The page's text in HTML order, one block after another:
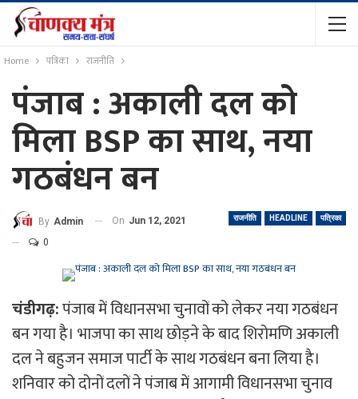
Home पत्रिका राजनीति
पंजाब : अकाली दल को
मिला BSP का साथ, नया
गठबंधन बन
राजनीति HEADLINE पत्रिका
By Admin On Jun 12, 2021
0
चंडीगढ़:पंजाब में विधानसभा चुनावों को लेकर नया गठबंधन
बन गया है। भाजपा का साथ छोड़ने के बाद शिरोमणि अकाली
दल ने बहुजन समाज पार्टी के साथ गठबंधन बना लिया है।
शनिवार को दोनों दलों ने पंजाब में आगामी विधानसभा चुनाव